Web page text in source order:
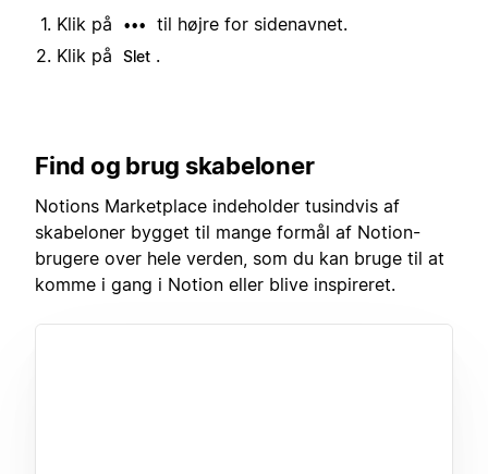
Klik på
•••
til højre for sidenavnet.
Klik på
Slet .
Find og brug skabeloner
Notions Marketplace indeholder tusindvis af
skabeloner bygget til mange formål af Notion-
brugere over hele verden, som du kan bruge til at
komme i gang i Notion eller blive inspireret.